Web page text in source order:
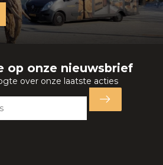
op onze nieuwsbrief
over onze laatste acties